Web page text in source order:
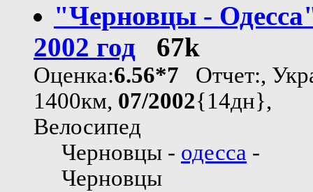
"Черновцы -
2002 год
67k
Оценка:6.56*7 Отчет:,
1400км, 07/2002{14дн},
Велосипед
Черновцы - одесса -
Черновцы